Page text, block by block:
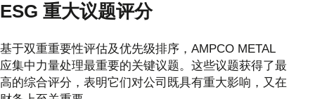
ESG 重大议题评分
基于双重重要性评估及优先级排序，AMPCO METAL
应集中力量处理最重要的关键议题。这些议题获得了最
高的综合评分，表明它们对公司既具有重大影响，又在